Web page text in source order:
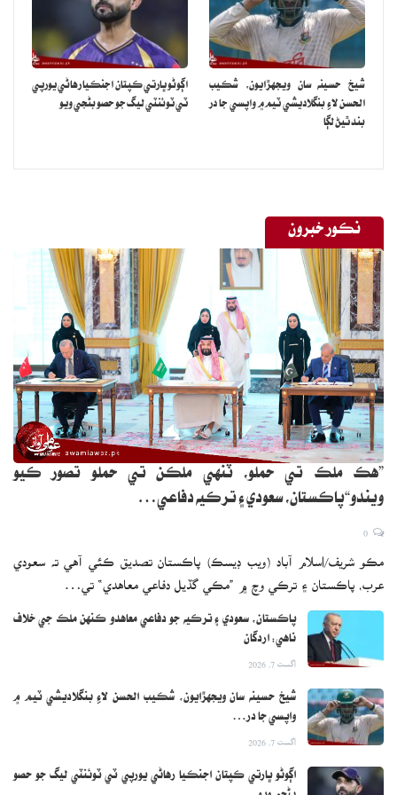
ياد رهي ته دهلي مڪمل رياست ناهي. اها مرڪزي حڪومت جي انتظام
هيٺ علائقو آهي. ليفٽننٽ گورنر صدر جو نمائندو آهي. سندس عام آدمي
پارٽيءَ جي چونڊيل حڪومت سان ڪو تعلق ناهي.
شيخ حسينه سان ويجهڙايون، شڪيب
الحسن لاءِ بنگلاديشي ٽيم ۾ واپسي جا در
بند ٿيڻ لڳا
اڳوڻو ڀارتي ڪپتان اجنڪيا رهاڻي يورپي
ٽي ٽوئنٽي ليگ جو حصو بڻجي ويو
نڪور خبرون
”هڪ ملڪ تي حملو، ٽنهي ملڪن تي حملو تصور ڪيو
ويندو“پاڪستان، سعودي ۽ ترڪيه دفاعي…
مڪو شريف/اسلام آباد (ويب ڊيسڪ) پاڪستان تصديق ڪئي آهي ته سعودي
عرب، پاڪستان ۽ ترڪي وچ ۾ ”مڪي گڏيل دفاعي معاهدي“ تي…
پاڪستان، سعودي ۽ ترڪيه جو دفاعي معاهدو ڪنهن ملڪ جي خلاف
ناهي: اردگان
اگست 7, 2026
شيخ حسينه سان ويجهڙايون، شڪيب الحسن لاءِ بنگلاديشي ٽيم ۾
واپسي جا در…
اگست 7, 2026
اڳوڻو ڀارتي ڪپتان اجنڪيا رهاڻي يورپي ٽي ٽوئنٽي ليگ جو حصو